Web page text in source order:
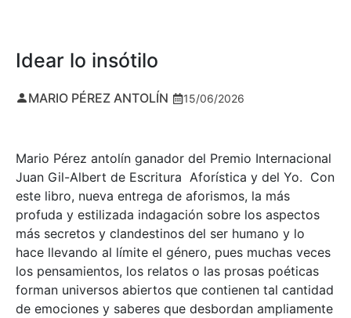
Idear lo insótilo
MARIO PÉREZ ANTOLÍN 15/06/2026
Mario Pérez antolín ganador del Premio Internacional
Juan Gil-Albert de Escritura Aforística y del Yo. Con
este libro, nueva entrega de aforismos, la más
profuda y estilizada indagación sobre los aspectos
más secretos y clandestinos del ser humano y lo
hace llevando al límite el género, pues muchas veces
los pensamientos, los relatos o las prosas poéticas
forman universos abiertos que contienen tal cantidad
de emociones y saberes que desbordan ampliamente